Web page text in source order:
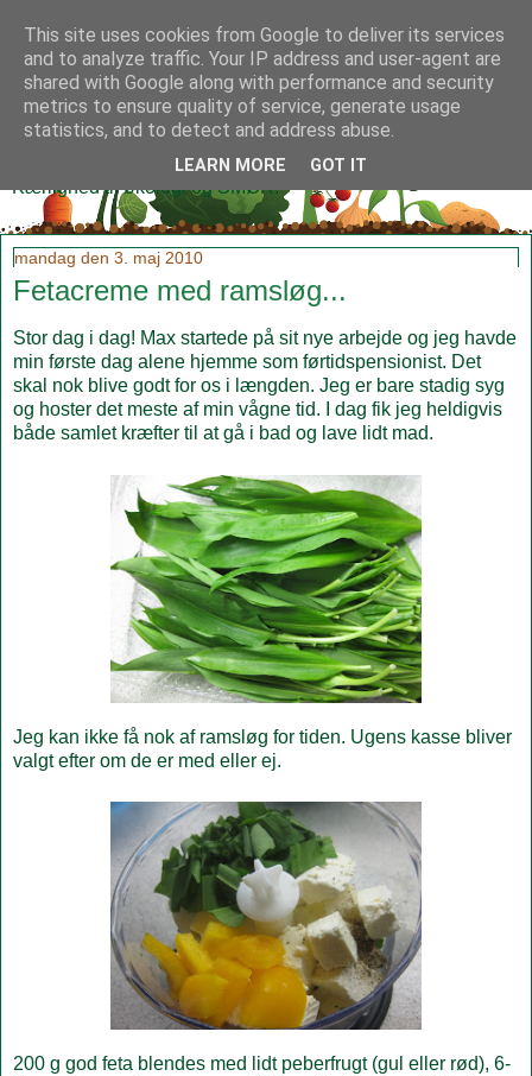
Klidmoster.dk
Kærlighed til økologi og SMØR!
mandag den 3. maj 2010
Fetacreme med ramsløg...
Stor dag i dag! Max startede på sit nye arbejde og jeg havde
min første dag alene hjemme som førtidspensionist. Det
skal nok blive godt for os i længden. Jeg er bare stadig syg
og hoster det meste af min vågne tid. I dag fik jeg heldigvis
både samlet kræfter til at gå i bad og lave lidt mad.
Jeg kan ikke få nok af ramsløg for tiden. Ugens kasse bliver
valgt efter om de er med eller ej.
200 g god feta blendes med lidt peberfrugt (gul eller rød), 6-
This site uses cookies from Google to deliver its services
and to analyze traffic. Your IP address and user-agent are
shared with Google along with performance and security
metrics to ensure quality of service, generate usage
statistics, and to detect and address abuse.
LEARN MORE GOT IT